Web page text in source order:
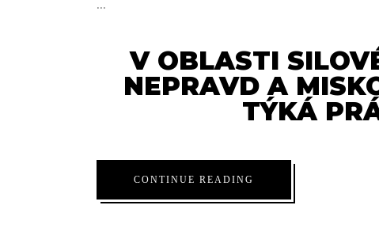
V OBLASTI
NEPRAVD A
TÝKÁ
CONTINUE READING